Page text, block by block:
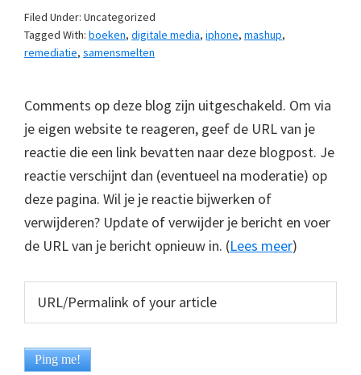
Filed Under: Uncategorized
Tagged With: boeken, digitale media, iphone, mashup,
remediatie, samensmelten
Comments op deze blog zijn uitgeschakeld. Om via
je eigen website te reageren, geef de URL van je
reactie die een link bevatten naar deze blogpost. Je
reactie verschijnt dan (eventueel na moderatie) op
deze pagina. Wil je je reactie bijwerken of
verwijderen? Update of verwijder je bericht en voer
de URL van je bericht opnieuw in. (Lees meer)